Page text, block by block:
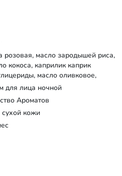
розовая, масло зародышей риса,
кокоса, каприлик каприк
масло оливковое,
цитрат/каприлик
триглицериды, гидроксиэтил
глицерин, Osmogeline®
красных водорослей),
масло бабассу, масло ши,
Развернуть состав
для лица ночной
Ароматов
кожи